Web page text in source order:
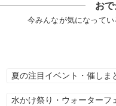
お
今みんなが気になって
夏の注目イベント・催しま
水かけ祭り・ウォーターフ